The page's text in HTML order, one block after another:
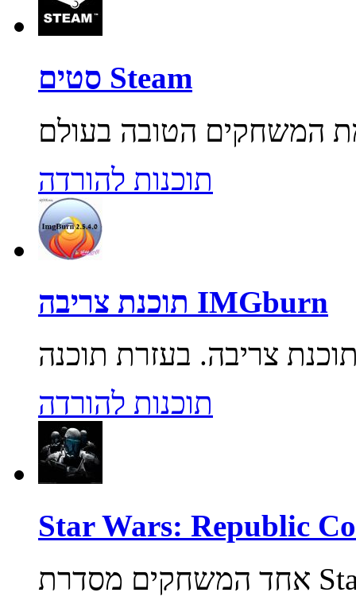
סטים Steam
תוכנות להורדה
תוכנת צריבה IMGburn
תוכנות להורדה